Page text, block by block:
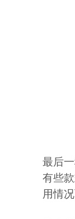
最后
有些
用情